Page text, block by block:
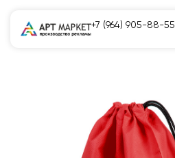
+7 (964) 905-88-55